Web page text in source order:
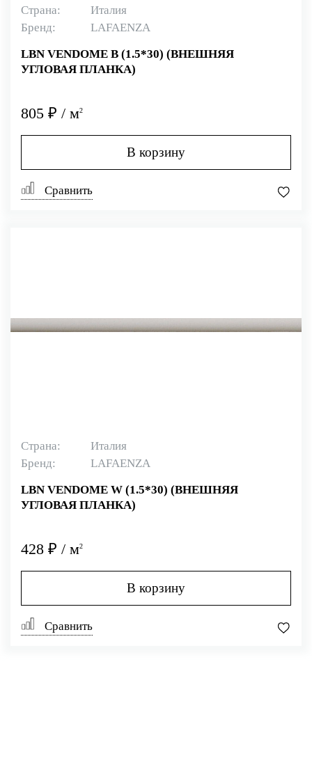
Страна:
Италия
Бренд:
LAFAENZA
LBN VENDOME B (1.5*30) (ВНЕШНЯЯ
УГЛОВАЯ ПЛАНКА)
805 ₽ / м2
В корзину
Сравнить
Страна:
Италия
Бренд:
LAFAENZA
LBN VENDOME W (1.5*30) (ВНЕШНЯЯ
УГЛОВАЯ ПЛАНКА)
428 ₽ / м2
В корзину
Сравнить